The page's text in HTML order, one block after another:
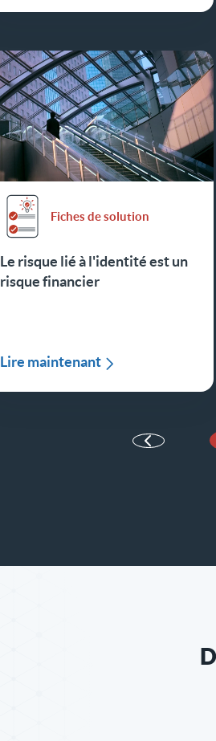
Fiches de solution
Le risque lié à l'identité est un
risque financier
Lire maintenant